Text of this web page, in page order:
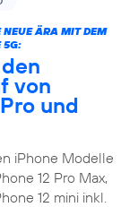
ÄRA MIT DEM
5G:
von
und
iPhone Modelle
12 Pro Max,
12 mini inkl.